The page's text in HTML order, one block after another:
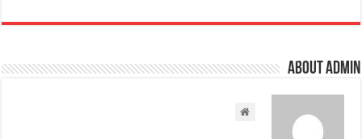
About admin